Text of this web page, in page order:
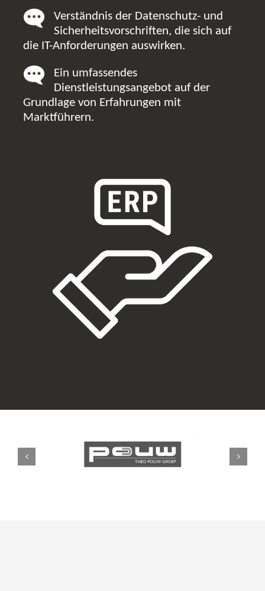
Verständnis der Datenschutz- und
Sicherheitsvorschriften, die sich auf
die IT-Anforderungen auswirken.
Ein umfassendes
Dienstleistungsangebot auf der
Grundlage von Erfahrungen mit
Marktführern.